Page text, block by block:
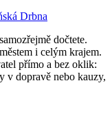
Drbna
dočtete.
i celým krajem.
přímo a bez oklik:
v dopravě nebo kauzy,